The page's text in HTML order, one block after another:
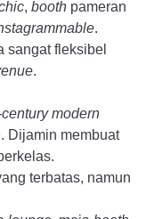
, booth pameran
.
sangat fleksibel
.
modern
. Dijamin membuat
terbatas, namun